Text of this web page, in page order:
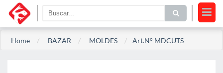
Home BAZAR MOLDES Art.N° MDCUTS